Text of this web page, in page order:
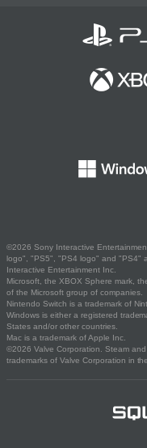
©2026 Sony Interactive
logo", "PS5", "PS4 logo" and "PS4"
Interactive Entertainment Inc.
Microsoft, the XBOX Sphere mark,
of the Microsoft group of companies.
Nintendo Switch is a trademark of
Windows is either a registered
States and/or other countries.
Mac is a trademark of Apple Inc.
©2026 Valve Corporation. Steam
trademarks of Valve Corporation in